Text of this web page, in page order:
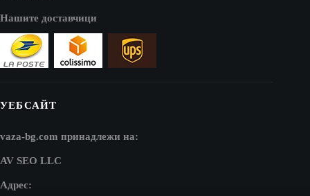
Нашите доставчици
УЕБСАЙТ
vaza-bg.com принадлежи на:
AV SEO LLC
Адрес: